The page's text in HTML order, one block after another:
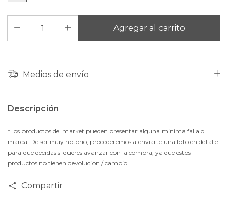
Medios de envío
Descripción
*Los productos del market pueden presentar alguna minima falla o
marca. De ser muy notorio, procederemos a enviarte una foto en detalle
para que decidas si queres avanzar con la compra, ya que estos
productos no tienen devolucion / cambio.
Compartir